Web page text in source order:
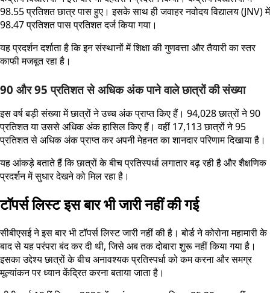
98.55 प्रतिशत छात्र पास हुए। इसके साथ ही जवाहर नवोदय विद्यालय (JNV) में
98.47 प्रतिशत पास प्रतिशत दर्ज किया गया।
यह प्रदर्शन दर्शाता है कि इन संस्थानों में शिक्षा की गुणवत्ता और तैयारी का स्तर
काफी मजबूत रहा है।
90 और 95 प्रतिशत से अधिक अंक पाने वाले छात्रों की संख्या
इस वर्ष बड़ी संख्या में छात्रों ने उच्च अंक प्राप्त किए हैं। 94,028 छात्रों ने 90
प्रतिशत या उससे अधिक अंक हासिल किए हैं। वहीं 17,113 छात्रों ने 95
प्रतिशत से अधिक अंक प्राप्त कर अपनी मेहनत का शानदार परिणाम दिखाया है।
यह आंकड़े बताते हैं कि छात्रों के बीच प्रतिस्पर्धा लगातार बढ़ रही है और शैक्षणिक
प्रदर्शन में सुधार देखने को मिल रहा है।
टॉपर्स लिस्ट इस बार भी जारी नहीं की गई
सीबीएसई ने इस बार भी टॉपर्स लिस्ट जारी नहीं की है। बोर्ड ने कोरोना महामारी के
बाद से यह परंपरा बंद कर दी थी, जिसे अब तक दोबारा शुरू नहीं किया गया है।
इसका उद्देश्य छात्रों के बीच अनावश्यक प्रतिस्पर्धा को कम करना और समग्र
मूल्यांकन पर ध्यान केंद्रित करना बताया जाता है।